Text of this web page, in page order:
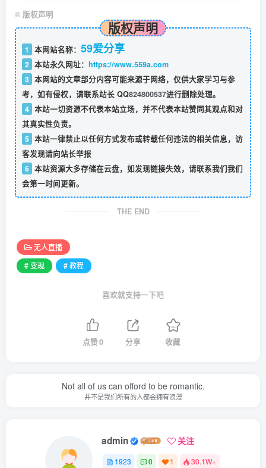
© 版权声明
版权声明
1 本网站名称： 59爱分享
2 本站永久网址： https://www.559a.com
3 本网站的文章部分内容可能来源于网络，仅供大家学习与参
考，如有侵权，请联系站长 QQ824800537进行删除处理。
4 本站一切资源不代表本站立场，并不代表本站赞同其观点和对
其真实性负责。
5 本站一律禁止以任何方式发布或转载任何违法的相关信息，访
客发现请向站长举报
6 本站资源大多存储在云盘，如发现链接失效，请联系我们我们
会第一时间更新。
THE END
无人直播
# 变现
# 教程
喜欢就支持一下吧
点赞0 分享 收藏
Not all of us can offord to be romantic.
并不是我们所有的人都会拥有浪漫
admin 关注
1923 0 1 30.1W+